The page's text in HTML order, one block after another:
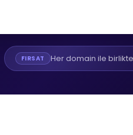
FIRSAT Her domain ile birlikte